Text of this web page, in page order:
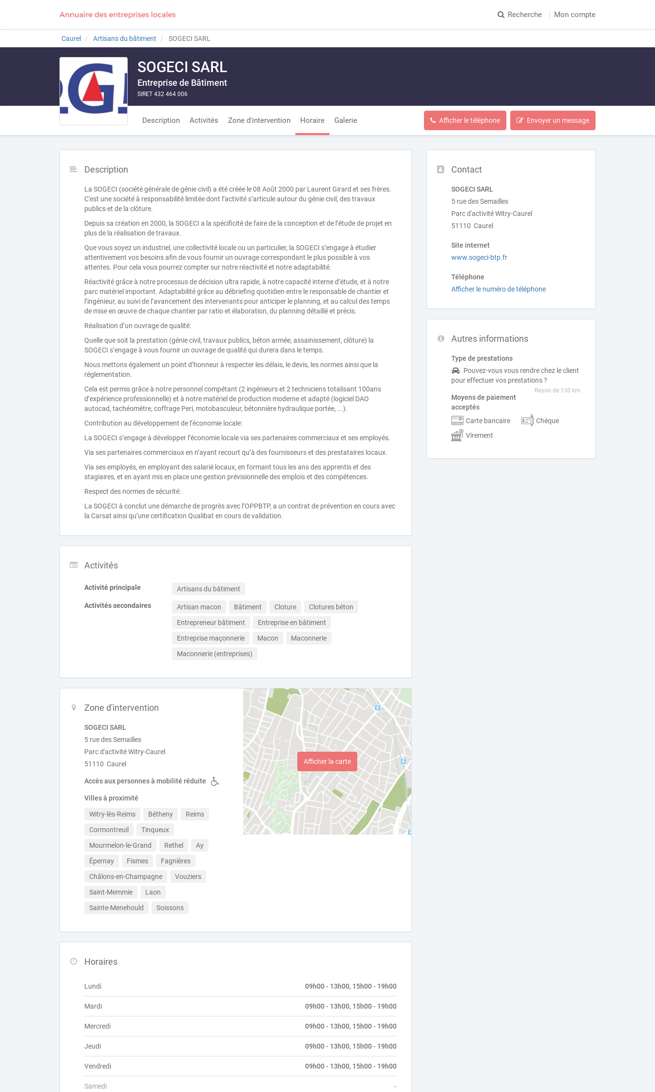
Recherche Mon compte
Caurel Artisans du bâtiment SOGECI SARL
SOGECI SARL
Entreprise de Bâtiment
SIRET 432 464 006
Description Activités Zone d'intervention Horaire Galerie Afficher le téléphone Envoyer un message
Contact
SOGECI SARL
5 rue des Semailles
Parc d'activité Witry-Caurel
51110 Caurel
Site internet
www.sogeci-btp.fr
Téléphone
Afficher le numéro de téléphone
Autres informations
Type de prestations
Pouvez-vous vous rendre chez le client
pour effectuer vos prestations ?
Rayon de 130 km
Moyens de paiement
acceptés
Carte bancaire
Chèque
Virement
Description
La SOGECI (société générale de génie civil) a été créée le 08 Août 2000 par Laurent Girard et ses frères.
C'est une société à responsabilité limitée dont l’activité s’articule autour du génie civil, des travaux
publics et de la clôture.
Depuis sa création en 2000, la SOGECI a la spécificité de faire de la conception et de l’étude de projet en
plus de la réalisation de travaux.
Que vous soyez un industriel, une collectivité locale ou un particulier, la SOGECI s’engage à étudier
attentivement vos besoins afin de vous fournir un ouvrage correspondant le plus possible à vos
attentes. Pour cela vous pourrez compter sur notre réactivité et notre adaptabilité.
Réactivité grâce à notre processus de décision ultra rapide, à notre capacité interne d’étude, et à notre
parc matériel important. Adaptabilité grâce au débriefing quotidien entre le responsable de chantier et
l’ingénieur, au suivi de l’avancement des intervenants pour anticiper le planning, et au calcul des temps
de mise en œuvre de chaque chantier par ratio et élaboration, du planning détaillé et précis.
Réalisation d’un ouvrage de qualité:
Quelle que soit la prestation (génie civil, travaux publics, béton armée, assainissement, clôture) la
SOGECI s’engage à vous fournir un ouvrage de qualité qui durera dans le temps.
Nous mettons également un point d’honneur à respecter les délais, le devis, les normes ainsi que la
réglementation.
Cela est permis grâce à notre personnel compétant (2 ingénieurs et 2 techniciens totalisant 100ans
d’expérience professionnelle) et à notre matériel de production moderne et adapté (logiciel DAO
autocad, tachéomètre, coffrage Peri, motobasculeur, bétonnière hydraulique portée, ...).
Contribution au développement de l’économie locale:
La SOGECI s’engage à développer l’économie locale via ses partenaires commerciaux et ses employés.
Via ses partenaires commerciaux en n’ayant recourt qu’à des fournisseurs et des prestataires locaux.
Via ses employés, en employant des salarié locaux, en formant tous les ans des apprentis et des
stagiaires, et en ayant mis en place une gestion prévisionnelle des emplois et des compétences.
Respect des normes de sécurité:
La SOGECI à conclut une démarche de progrès avec l’OPPBTP, a un contrat de prévention en cours avec
la Carsat ainsi qu’une certification Qualibat en cours de validation.
Activités
Activité principale Artisans du bâtiment
Activités secondaires Artisan macon Bâtiment Cloture
Clotures béton
Entrepreneur bâtiment
Entreprise en bâtiment
Entreprise maçonnerie
Macon
Maconnerie
Maconnerie (entreprises)
Zone d'intervention
SOGECI SARL
5 rue des Semailles
Parc d'activité Witry-Caurel
51110 Caurel
Accès aux personnes à mobilité réduite
Villes à proximité
Witry-lès-Reims Bétheny
Reims
Cormontreuil
Tinqueux
Mourmelon-le-Grand
Rethel
Ay
Épernay
Fismes
Fagnières
Châlons-en-Champagne
Vouziers
Saint-Memmie
Laon
Sainte-Menehould
Soissons
Afficher la carte
Horaires
Lundi 09h00 - 13h00, 15h00 - 19h00
Mardi 09h00 - 13h00, 15h00 - 19h00
Mercredi 09h00 - 13h00, 15h00 - 19h00
Jeudi 09h00 - 13h00, 15h00 - 19h00
Vendredi 09h00 - 13h00, 15h00 - 19h00
Samedi -